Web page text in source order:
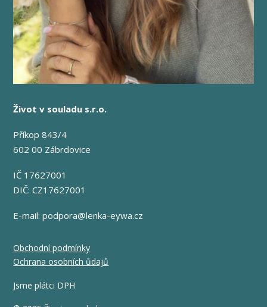
Život v souladu s.r.o.
Příkop 843/4
602 00 Zábrdovice
IČ 17627001
DIČ: CZ17627001
E-mail:podpora@lenka-eywa.cz
Obchodní podmínky
Ochrana osobních ůdajů
Jsme plátci DPH